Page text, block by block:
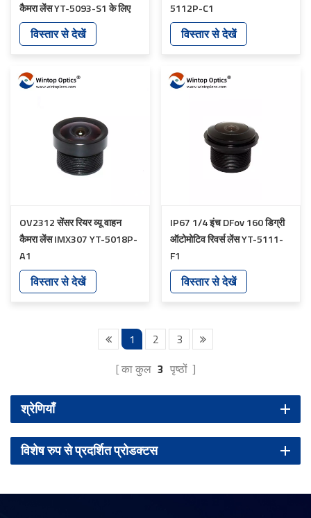
कैमरा लेंस YT-5093-S1 के लिए
विस्तार से देखें
5112P-C1
विस्तार से देखें
OV2312 सेंसर रियर व्यू वाहन
कैमरा लेंस IMX307 YT-5018P-
A1
विस्तार से देखें
IP67 1/4 इंच DFov 160 डिग्री
ऑटोमोटिव रिवर्स लेंस YT-5111-
F1
विस्तार से देखें
1 2
3
का कुल 3 पृष्ठों
श्रेणियाँ
विशेष रुप से प्रदर्शित प्रोडक्टस